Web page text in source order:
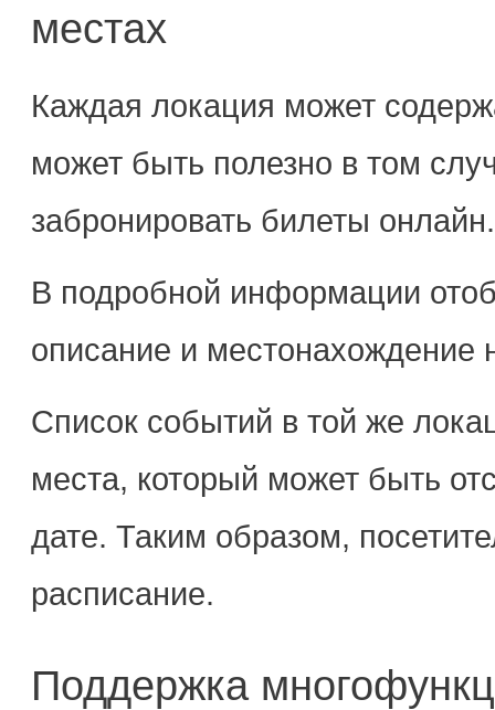
местах
Каждая локация может
может быть полезно в том
забронировать билеты онлайн.
В подробной информации
описание и местонахождение
Список событий в той же
места, который может быть
дате. Таким образом,
расписание.
Поддержка